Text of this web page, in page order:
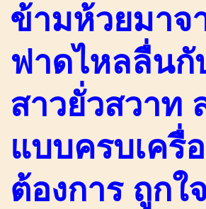
ข้ามห้วยมาจ
ฟาดไหลลื่นกั
สาวยั่วสวาท
แบบครบเครื่
ต้องการ ถูก